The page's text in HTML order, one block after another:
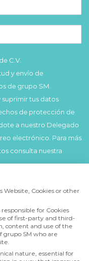
C.V.
y envío de
de grupo SM.
suprimir tus datos
de protección de
a nuestro Delegado
electrónico. Para más
consulta nuestra
de grupo SM
Website, Cookies or other
for Cookies
of first-party and third-
content and use of the
SM who are
nature, essential for